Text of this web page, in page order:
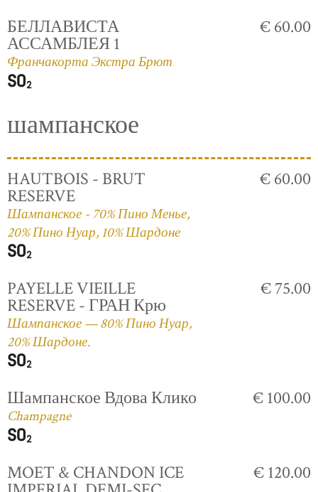
БЕЛЛАВИСТА
АССАМБЛЕЯ 1
Франчакорта Экстра Брют
€ 60.00
шампанское
HAUTBOIS - BRUT
RESERVE
Шампанское - 70% Пино Менье,
20% Пино Нуар, 10% Шардоне
€ 60.00
PAYELLE VIEILLE
RESERVE - ГРАН Крю
Шампанское — 80% Пино Нуар,
20% Шардоне.
€ 75.00
Шампанское Вдова Клико
Champagne
€ 100.00
MOET & CHANDON ICE € 120.00